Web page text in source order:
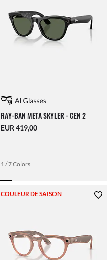
RAY-BAN META SKYLER - GEN 2
EUR 419,00
1 / 7 Colors
COULEUR DE SAISON